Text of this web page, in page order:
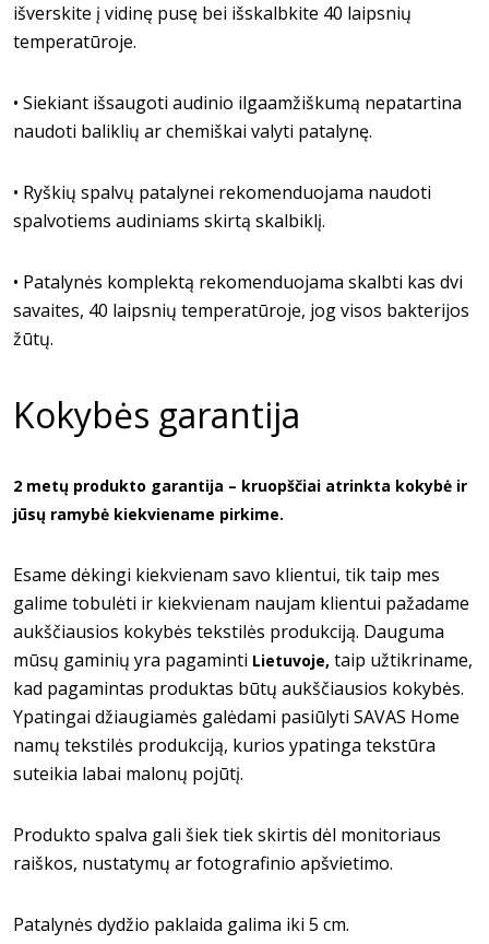
išverskite į vidinę pusę bei išskalbkite 40 laipsnių
temperatūroje.
• Siekiant išsaugoti audinio ilgaamžiškumą nepatartina
naudoti baliklių ar chemiškai valyti patalynę.
• Ryškių spalvų patalynei rekomenduojama naudoti
spalvotiems audiniams skirtą skalbiklį.
• Patalynės komplektą rekomenduojama skalbti kas dvi
savaites, 40 laipsnių temperatūroje, jog visos bakterijos
žūtų.
Kokybės garantija
2 metų produkto garantija – kruopščiai atrinkta kokybė ir
jūsų ramybė kiekviename pirkime.
Esame dėkingi kiekvienam savo klientui, tik taip mes
galime tobulėti ir kiekvienam naujam klientui pažadame
aukščiausios kokybės tekstilės produkciją. Dauguma
mūsų gaminių yra pagaminti Lietuvoje, taip užtikriname,
kad pagamintas produktas būtų aukščiausios kokybės.
Ypatingai džiaugiamės galėdami pasiūlyti SAVAS Home
namų tekstilės produkciją, kurios ypatinga tekstūra
suteikia labai malonų pojūtį.
Produkto spalva gali šiek tiek skirtis dėl monitoriaus
raiškos, nustatymų ar fotografinio apšvietimo.
Patalynės dydžio paklaida galima iki 5 cm.